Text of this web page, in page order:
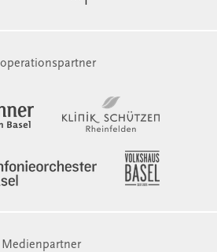
Medienpartner